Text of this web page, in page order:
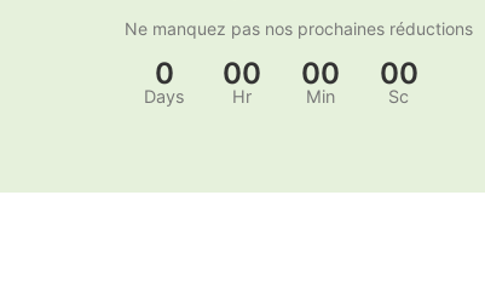
Ne manquez pas nos prochaines réductions
0
Days
00
Hr
00
Min
00
Sc